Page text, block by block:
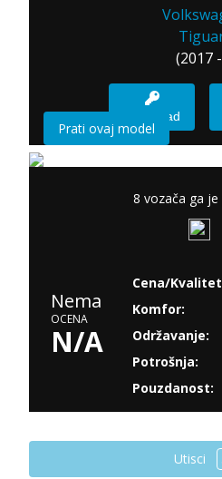
(2017
Imam sad
Prati ovaj model
8 vozača ga je
Nema
OCENA
N/A
Cena/
Komfor:
Održavanje:
Potrošnja:
Pouzdanost:
Utisci